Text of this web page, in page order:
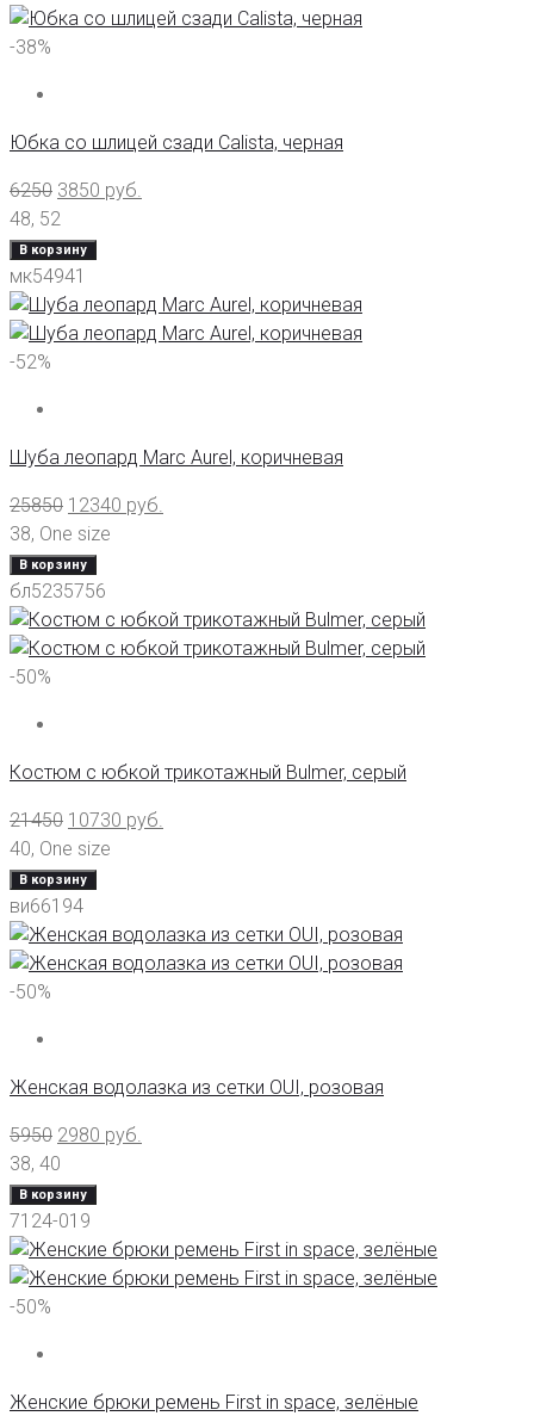
-38%
Юбка со шлицей сзади Calista, черная
6250 3850 руб.
48, 52
В корзину
мк54941
-52%
Шуба леопард Marc Aurel, коричневая
25850 12340 руб.
38, One size
В корзину
бл5235756
-50%
Костюм с юбкой трикотажный Bulmer, серый
21450 10730 руб.
40, One size
В корзину
ви66194
-50%
Женская водолазка из сетки OUI, розовая
5950 2980 руб.
38, 40
В корзину
7124-019
-50%
Женские брюки ремень First in space, зелёные